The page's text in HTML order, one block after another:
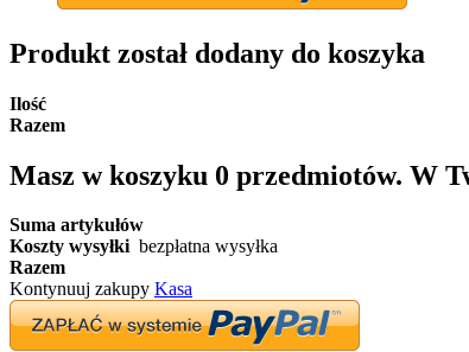
Produkt został dodany do koszyka
Ilość
Razem
Masz w koszyku 0 przedmiotów. W
Suma artykułów
Koszty wysyłki bezpłatna wysyłka
Razem
Kontynuuj zakupy Kasa